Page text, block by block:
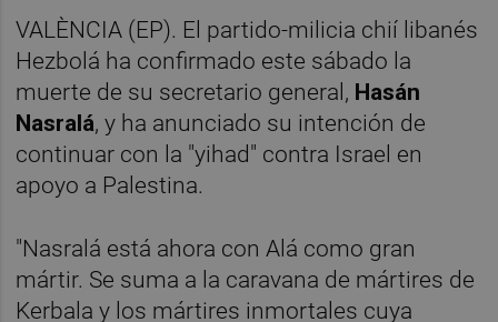
VALÈNCIA (EP). El partido-milicia chií libanés
Hezbolá ha confirmado este sábado la
muerte de su secretario general, Hasán
Nasralá, y ha anunciado su intención de
continuar con la "yihad" contra Israel en
apoyo a Palestina.
"Nasralá está ahora con Alá como gran
mártir. Se suma a la caravana de mártires de
Kerbala y los mártires inmortales cuya